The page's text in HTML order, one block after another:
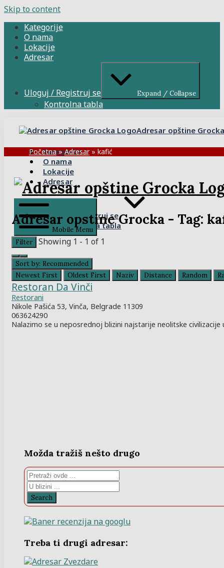
Skip to content
Kategorije
O nama
Lokacije
Adresar
Uloguj / Registruj se Expand / Collapse
Kontrolna tabla
Adresar opštine Grocka
Kategorije
O nama
Lokacije
Adresar
Uloguj / Registruj se
Kontrolna tabla
Početna»Adresar» kafić
Mobile Menu
Adresar opstine Grocka - Tag:
Filter Showing 1 - 1 of 1
Sort by: Recommended
Newest First
Oldest First Naziv Distance Random
Restoran Da Vinči
Restorani
Nikole Pašića 53, Vinča, Belgrade 11309
063624290
Nalazimo se u neposrednoj blizini najstarije neolitske civilizacije
Možda tražiš nešto drugo
Search
Treba ti drugi adresar: